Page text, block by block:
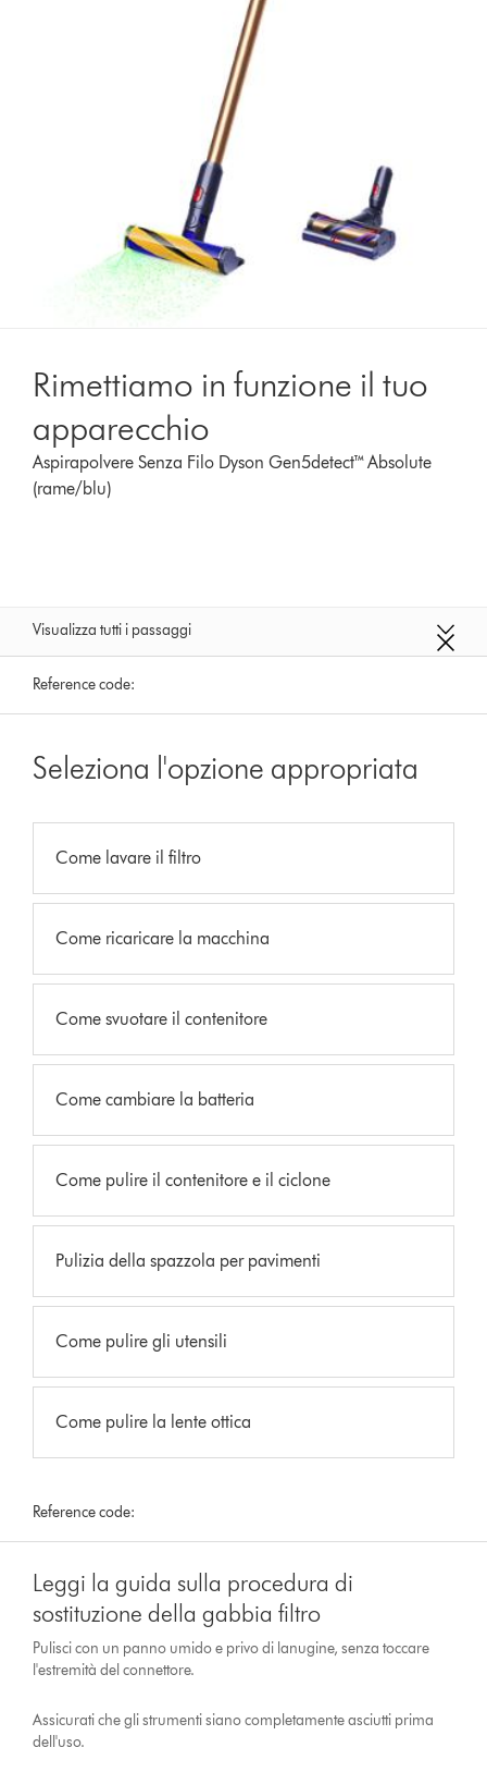
Rimettiamo in funzione il tuo
apparecchio
Aspirapolvere Senza Filo Dyson Gen5detect™ Absolute
(rame/blu)
Visualizza tutti i passaggi
Reference code:
Seleziona l'opzione appropriata
Come lavare il filtro
Come ricaricare la macchina
Come svuotare il contenitore
Come cambiare la batteria
Come pulire il contenitore e il ciclone
Pulizia della spazzola per pavimenti
Come pulire gli utensili
Come pulire la lente ottica
Reference code:
Leggi la guida sulla procedura di
sostituzione della gabbia filtro
Pulisci con un panno umido e privo di lanugine, senza toccare
l'estremità del connettore.
Assicurati che gli strumenti siano completamente asciutti prima
dell'uso.